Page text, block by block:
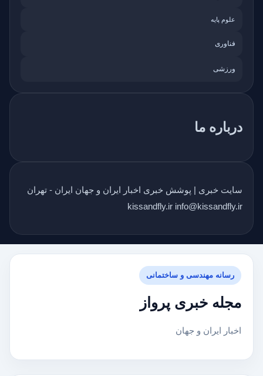
علوم پایه
فناوری
ورزشی
درباره ما
سایت خبری | پوشش خبری اخبار ایران و جهان ایران - تهران
kissandfly.ir info@kissandfly.ir
رسانه مهندسی و ساختمانی
مجله خبری پرواز
اخبار ایران و جهان